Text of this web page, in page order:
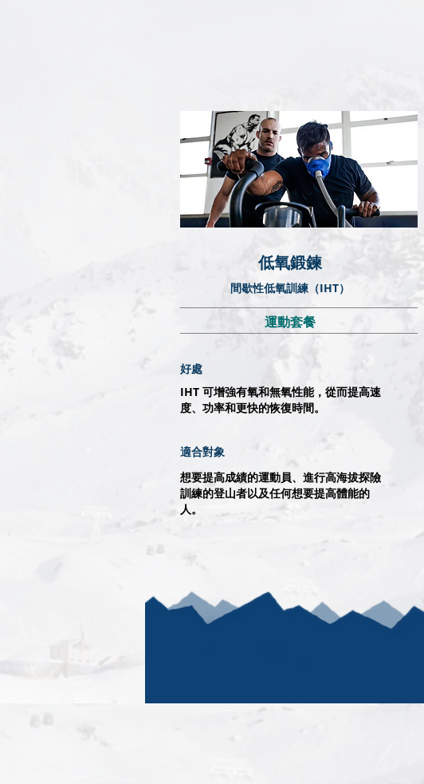
​低氧鍛鍊
間歇性低氧訓練（IHT）
運動套餐
好處
IHT 可增強有氧和無氧性能，從而提高速
度、功率和更快的恢復時間。
適合對象
想要提高成績的運動員、進行高海拔探險
訓練的登山者以及任何想要提高體能的
人。